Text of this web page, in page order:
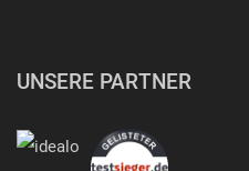
UNSERE PARTNER